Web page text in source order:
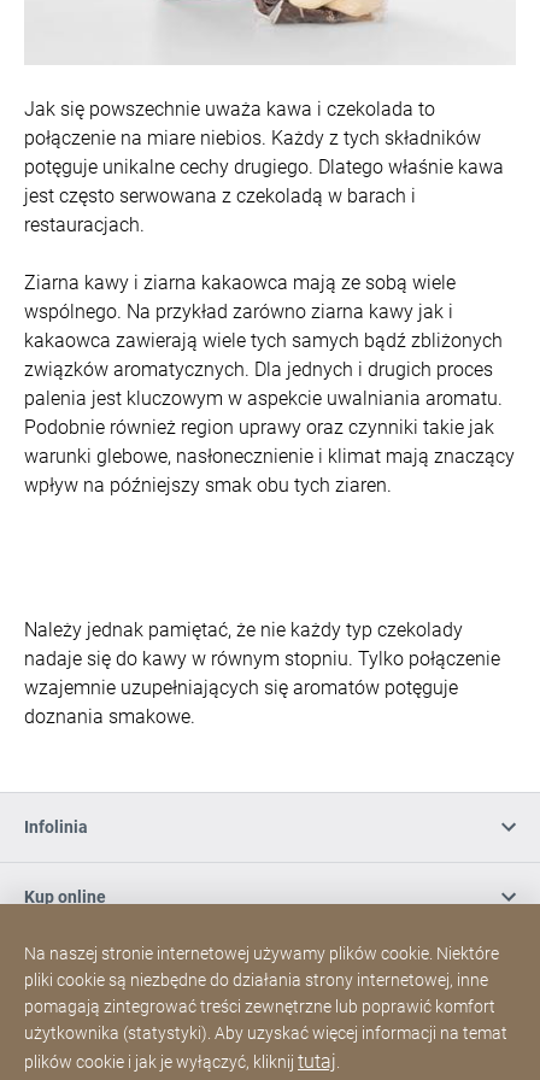
Jak się powszechnie uważa kawa i czekolada to
połączenie na miare niebios. Każdy z tych składników
potęguje unikalne cechy drugiego. Dlatego właśnie kawa
jest często serwowana z czekoladą w barach i
restauracjach.
Ziarna kawy i ziarna kakaowca mają ze sobą wiele
wspólnego. Na przykład zarówno ziarna kawy jak i
kakaowca zawierają wiele tych samych bądź zbliżonych
związków aromatycznych. Dla jednych i drugich proces
palenia jest kluczowym w aspekcie uwalniania aromatu.
Podobnie również region uprawy oraz czynniki takie jak
warunki glebowe, nasłonecznienie i klimat mają znaczący
wpływ na późniejszy smak obu tych ziaren.
Należy jednak pamiętać, że nie każdy typ czekolady
nadaje się do kawy w równym stopniu. Tylko połączenie
wzajemnie uzupełniających się aromatów potęguje
doznania smakowe.
Infolinia
Kup online
Zapisz się do naszego newslettera
Media społecznościowe
Na naszej stronie internetowej używamy plików cookie. Niektóre
pliki cookie są niezbędne do działania strony internetowej, inne
pomagają zintegrować treści zewnętrzne lub poprawić komfort
użytkownika (statystyki). Aby uzyskać więcej informacji na temat
plików cookie i jak je wyłączyć, kliknij tutaj